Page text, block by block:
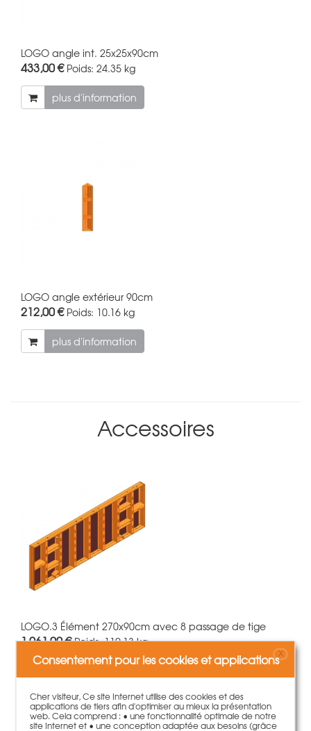
LOGO angle int. 25x25x90cm
433,00 € Poids: 24.35 kg
plus d'information
LOGO angle extérieur 90cm
212,00 € Poids: 10.16 kg
plus d'information
Accessoires
LOGO.3 Élément 270x90cm avec 8 passage de tige
1.061,00 €Poids: 110.13 kg
plus d'information
Consentement pour les cookies et applicationsX
Cher visiteur, Ce site Internet utilise des cookies et des
applications de tiers afin d'optimiser au mieux la présentation
web. Cela comprend : • une fonctionnalité optimale de notre
site Internet et • une conception adaptée aux besoins (grâce